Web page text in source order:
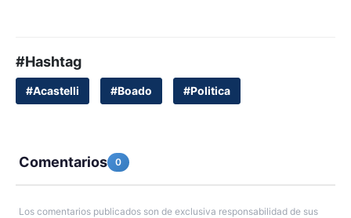
#Hashtag
#Acastelli #Boado #Politica
Comentarios 0
Los comentarios publicados son de exclusiva responsabilidad de sus